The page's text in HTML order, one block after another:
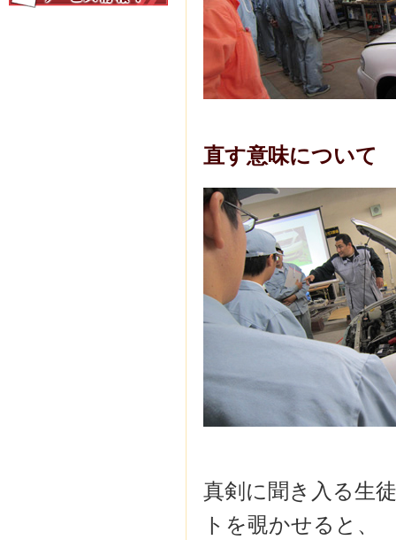
直す意味について
真剣に聞き入る生
トを覗かせると、